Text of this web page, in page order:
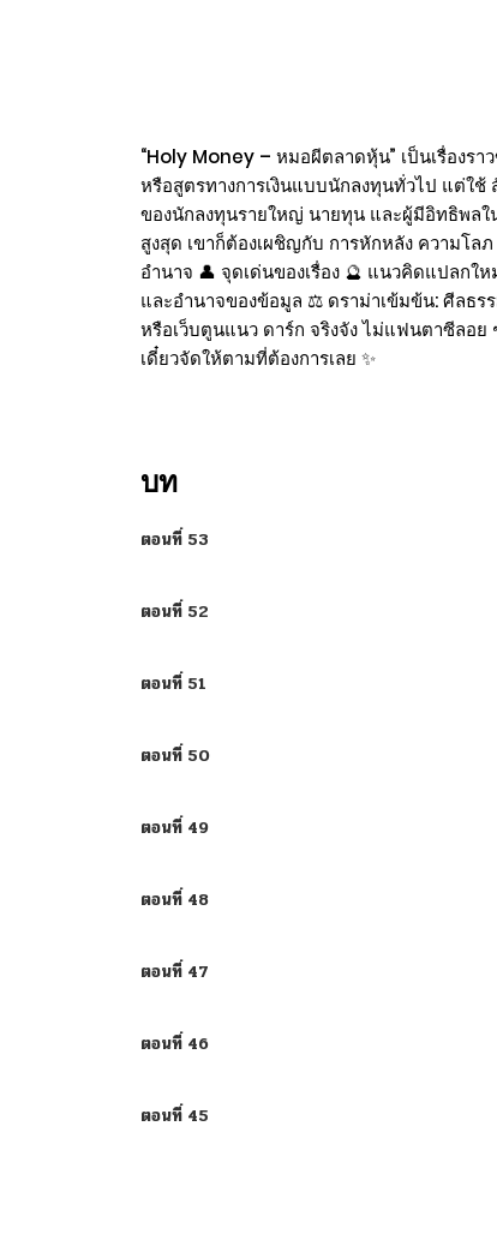
“Holy Money – หมอผีตลาดหุ้น” เป็นเรื่องร
หรือสูตรทางการเงินแบบนักลงทุนทั่วไป แต่ใ
ของนักลงทุนรายใหญ่ นายทุน และผู้มีอิทธิพลใ
สูงสุด เขาก็ต้องเผชิญกับ การหักหลัง ความโล
อำนาจ 👤 จุดเด่นของเรื่อง 🔮 แนวคิดแปลกใ
และอำนาจของข้อมูล ⚖️ ดราม่าเข้มข้น: ศีลธร
หรือเว็บตูนแนว ดาร์ก จริงจัง ไม่แฟนตาซีลอ
เดี๋ยวจัดให้ตามที่ต้องการเลย ✨
บท
ตอนที่ 53
ตอนที่ 52
ตอนที่ 51
ตอนที่ 50
ตอนที่ 49
ตอนที่ 48
ตอนที่ 47
ตอนที่ 46
ตอนที่ 45